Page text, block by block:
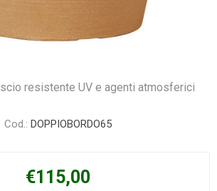
resistente UV e agenti atmosferici
Cod.: DOPPIOBORDO65
€115,00